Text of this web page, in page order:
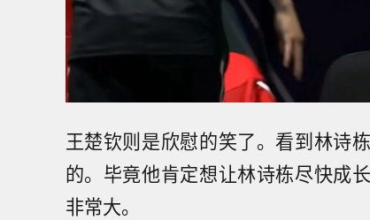
王楚钦则是欣慰的笑了。看到林诗
的。毕竟他肯定想让林诗栋尽快成
非常大。